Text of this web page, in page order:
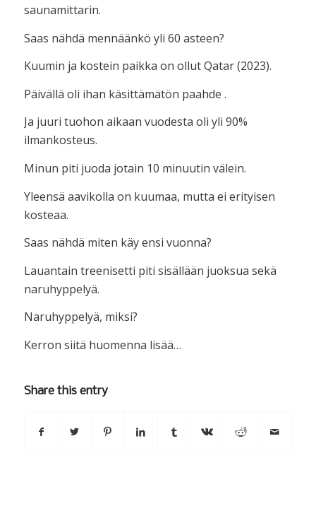
saunamittarin.
Saas nähdä mennäänkö yli 60 asteen?
Kuumin ja kostein paikka on ollut Qatar (2023).
Päivällä oli ihan käsittämätön paahde .
Ja juuri tuohon aikaan vuodesta oli yli 90%
ilmankosteus.
Minun piti juoda jotain 10 minuutin välein.
Yleensä aavikolla on kuumaa, mutta ei erityisen
kosteaa.
Saas nähdä miten käy ensi vuonna?
Lauantain treenisetti piti sisällään juoksua sekä
naruhyppelyä.
Naruhyppelyä, miksi?
Kerron siitä huomenna lisää…
Share this entry